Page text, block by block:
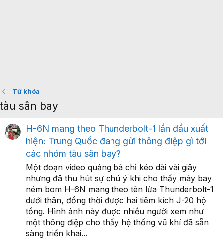
Từ khóa
tàu sân bay
H-6N mang theo Thunderbolt-1 lần đầu xuất
hiện: Trung Quốc đang gửi thông điệp gì tới
các nhóm tàu sân bay?
Một đoạn video quảng bá chỉ kéo dài vài giây
nhưng đã thu hút sự chú ý khi cho thấy máy bay
ném bom H-6N mang theo tên lửa Thunderbolt-1
dưới thân, đồng thời được hai tiêm kích J-20 hộ
tống. Hình ảnh này được nhiều người xem như
một thông điệp cho thấy hệ thống vũ khí đã sẵn
sàng triển khai...